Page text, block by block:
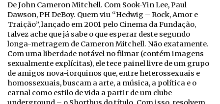
De John Cameron Mitchell. Com Sook-Yin Lee, Paul
Dawson, PH DeBoy. Quem viu “Hedwig – Rock, Amor e
Traição”, lançado em 2001 pelo Cinema da Fundação,
talvez ache que já sabe o que esperar deste segundo
longa-metragem de Cameron Mitchell. Não exatamente.
Com uma liberdade notável no filmar (contém imagens
sexualmente explícitas), ele tece painel livre de um grupo
de amigos nova-iorquinos que, entre heterossexuais e
homossexuais, buscam a arte, a música, a política e o
carnal como estilo de vida a partir de um clube